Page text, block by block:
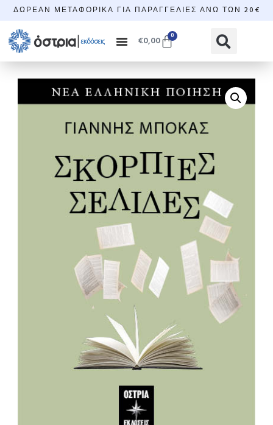
ΔΩΡΕΆΝ ΜΕΤΑΦΟΡΙΚΆ ΓΙΑ ΠΑΡΑΓΓΕΛΊΕΣ ΆΝΩ ΤΩΝ 20€
€0,00 0